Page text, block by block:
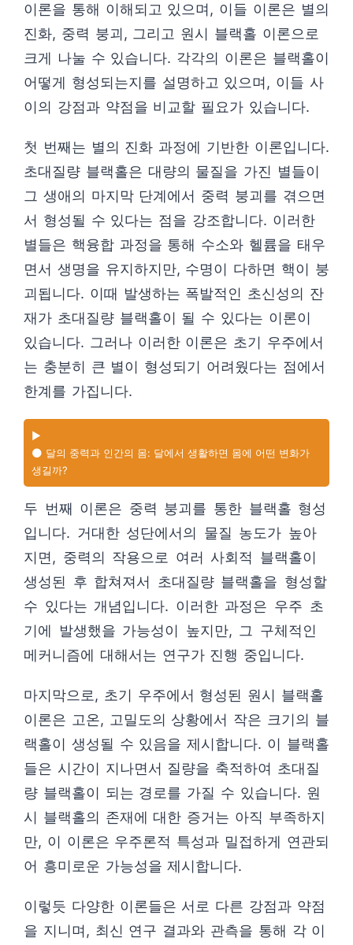
이론을 통해 이해되고 있으며, 이들 이론은 별의
진화, 중력 붕괴, 그리고 원시 블랙홀 이론으로
크게 나눌 수 있습니다. 각각의 이론은 블랙홀이
어떻게 형성되는지를 설명하고 있으며, 이들 사
이의 강점과 약점을 비교할 필요가 있습니다.
첫 번째는 별의 진화 과정에 기반한 이론입니다.
초대질량 블랙홀은 대량의 물질을 가진 별들이
그 생애의 마지막 단계에서 중력 붕괴를 겪으면
서 형성될 수 있다는 점을 강조합니다. 이러한
별들은 핵융합 과정을 통해 수소와 헬륨을 태우
면서 생명을 유지하지만, 수명이 다하면 핵이 붕
괴됩니다. 이때 발생하는 폭발적인 초신성의 잔
재가 초대질량 블랙홀이 될 수 있다는 이론이
있습니다. 그러나 이러한 이론은 초기 우주에서
는 충분히 큰 별이 형성되기 어려웠다는 점에서
한계를 가집니다.
▶️
🌑 달의 중력과 인간의 몸: 달에서 생활하면 몸에 어떤 변화가
생길까?
두 번째 이론은 중력 붕괴를 통한 블랙홀 형성
입니다. 거대한 성단에서의 물질 농도가 높아
지면, 중력의 작용으로 여러 사회적 블랙홀이
생성된 후 합쳐져서 초대질량 블랙홀을 형성할
수 있다는 개념입니다. 이러한 과정은 우주 초
기에 발생했을 가능성이 높지만, 그 구체적인
메커니즘에 대해서는 연구가 진행 중입니다.
마지막으로, 초기 우주에서 형성된 원시 블랙홀
이론은 고온, 고밀도의 상황에서 작은 크기의 블
랙홀이 생성될 수 있음을 제시합니다. 이 블랙홀
들은 시간이 지나면서 질량을 축적하여 초대질
량 블랙홀이 되는 경로를 가질 수 있습니다. 원
시 블랙홀의 존재에 대한 증거는 아직 부족하지
만, 이 이론은 우주론적 특성과 밀접하게 연관되
어 흥미로운 가능성을 제시합니다.
이렇듯 다양한 이론들은 서로 다른 강점과 약점
을 지니며, 최신 연구 결과와 관측을 통해 각 이